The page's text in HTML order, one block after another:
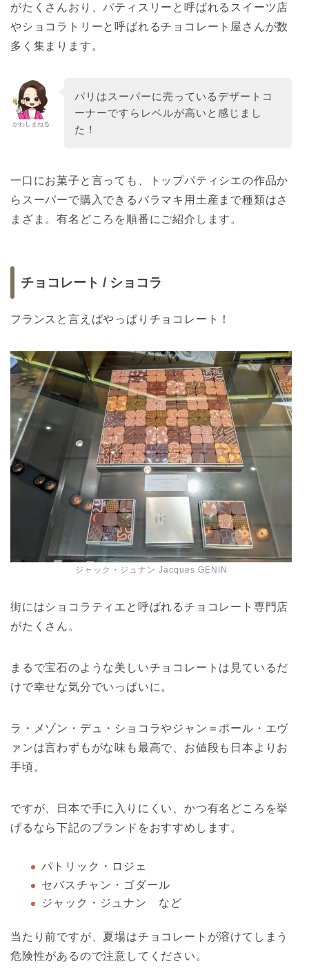
がたくさんおり、パティスリーと呼ばれるスイーツ店
やショコラトリーと呼ばれるチョコレート屋さんが数
多く集まります。
かわしまねる
パリはスーパーに売っているデザートコ
ーナーですらレベルが高いと感じまし
た！
一口にお菓子と言っても、トップパティシエの作品か
らスーパーで購入できるバラマキ用土産まで種類はさ
まざま。有名どころを順番にご紹介します。
チョコレート / ショコラ
フランスと言えばやっぱりチョコレート！
ジャック・ジュナン Jacques GENIN
街にはショコラティエと呼ばれるチョコレート専門店
がたくさん。
まるで宝石のような美しいチョコレートは見ているだ
けで幸せな気分でいっぱいに。
ラ・メゾン・デュ・ショコラやジャン＝ポール・エヴ
ァンは言わずもがな味も最高で、お値段も日本よりお
手頃。
ですが、日本で手に入りにくい、かつ有名どころを挙
げるなら下記のブランドをおすすめします。
パトリック・ロジェ
セバスチャン・ゴダール
ジャック・ジュナン など
当たり前ですが、夏場はチョコレートが溶けてしまう
危険性があるので注意してください。